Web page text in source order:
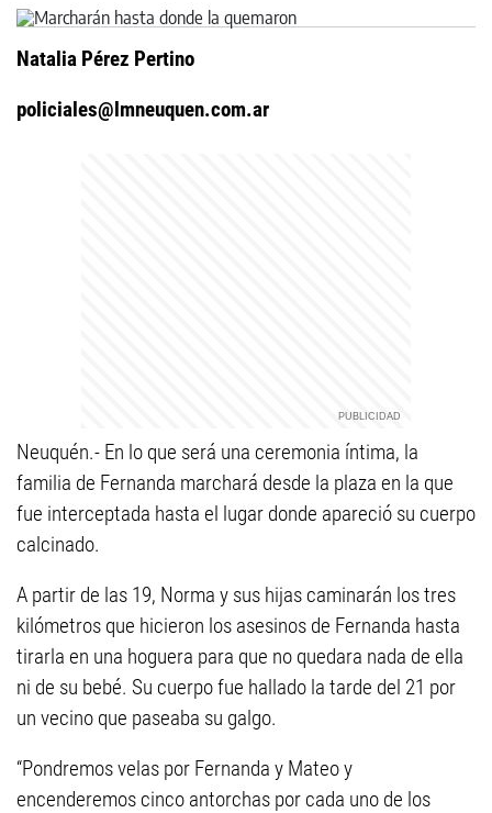
Natalia Pérez Pertino
policiales@lmneuquen.com.ar
Neuquén.- En lo que será una ceremonia íntima, la
familia de Fernanda marchará desde la plaza en la que
fue interceptada hasta el lugar donde apareció su cuerpo
calcinado.
A partir de las 19, Norma y sus hijas caminarán los tres
kilómetros que hicieron los asesinos de Fernanda hasta
tirarla en una hoguera para que no quedara nada de ella
ni de su bebé. Su cuerpo fue hallado la tarde del 21 por
un vecino que paseaba su galgo.
“Pondremos velas por Fernanda y Mateo y
encenderemos cinco antorchas por cada uno de los